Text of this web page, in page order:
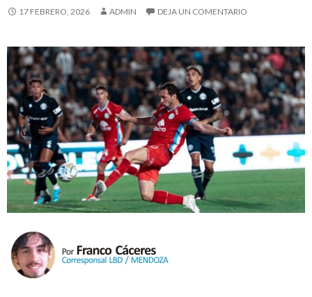
17 FEBRERO, 2026 ADMIN DEJA UN COMENTARIO